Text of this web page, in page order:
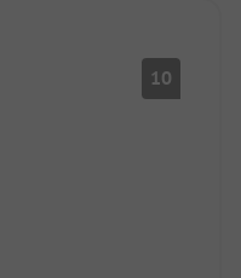
10